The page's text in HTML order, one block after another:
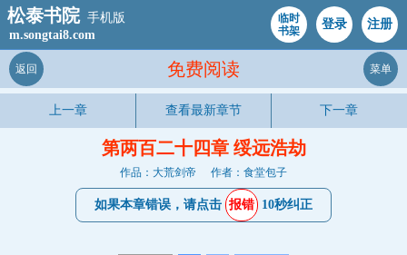
松泰书院 手机版
m.songtai8.com
临时
书架
登录 注册
免费阅读
返回 菜单
上一章 查看最新章节 下一章
第两百二十四章 绥远浩劫
作品：大荒剑帝 作者：食堂包子
如果本章错误，请点击 报错 10秒纠正